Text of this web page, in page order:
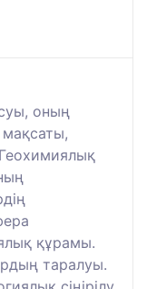
оның
мақсаты,
Геохимиялық
құрамы.
таралуы.